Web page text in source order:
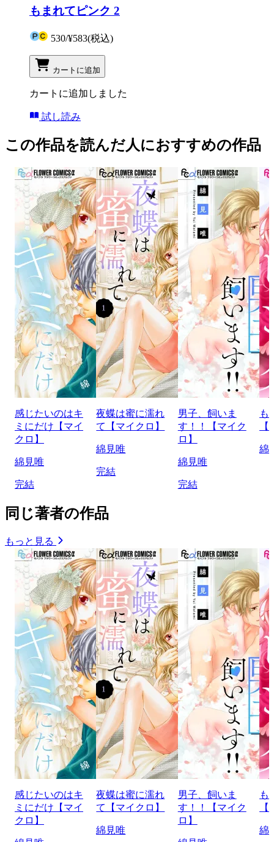
もまれてピンク 2
530/¥583(税込)
カートに追加
カートに追加しました
試し読み
この作品を読んだ人におすすめの作品
感じたいのはキ
ミにだけ【マイ
クロ】
綿見唯
完結
夜蝶は蜜に濡れ
て【マイクロ】
綿見唯
完結
男子、飼いま
す！！【マイク
ロ】
綿見唯
完結
も
綿
同じ著者の作品
もっと見る
感じたいのはキ
ミにだけ【マイ
クロ】
夜蝶は蜜に濡れ
て【マイクロ】
綿見唯
男子、飼いま
す！！【マイク
ロ】
も
綿